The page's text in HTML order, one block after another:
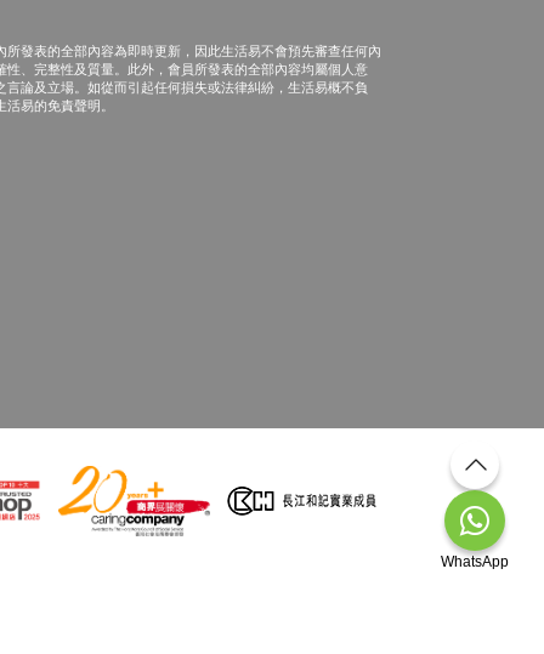
所發表的全部內容為即時更新，因此生活易不會預先審查任何內
性、完整性及質量。此外，會員所發表的全部內容均屬個人意
言論及立場。如從而引起任何損失或法律糾紛，生活易概不負
易的免責聲明。
WhatsApp